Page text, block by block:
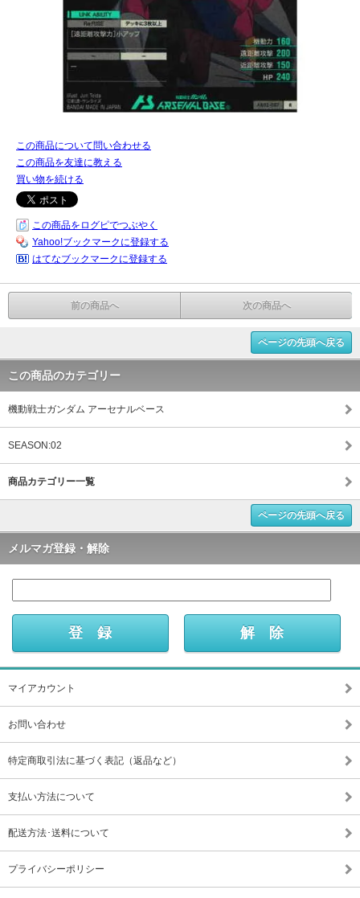
この商品について問い合わせる
この商品を友達に教える
買い物を続ける
この商品をログピでつぶやく
Yahoo!ブックマークに登録する
はてなブックマークに登録する
前の商品へ 次の商品へ
ページの先頭へ戻る
この商品のカテゴリー
機動戦士ガンダム アーセナルベース
SEASON:02
商品カテゴリー一覧
ページの先頭へ戻る
メルマガ登録・解除
マイアカウント
お問い合わせ
特定商取引法に基づく表記（返品など）
支払い方法について
配送方法･送料について
プライバシーポリシー